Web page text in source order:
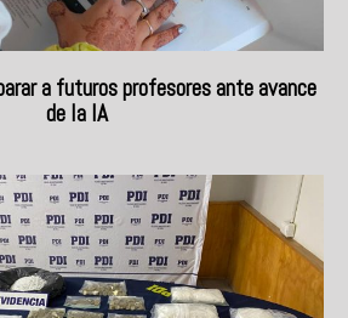
a futuros profesores ante avance
de la IA